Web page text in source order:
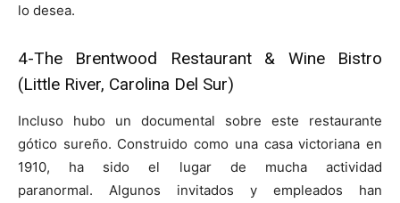
lo desea.
4-The Brentwood Restaurant & Wine Bistro
(Little River, Carolina Del Sur)
Incluso hubo un documental sobre este restaurante
gótico sureño. Construido como una casa victoriana en
1910, ha sido el lugar de mucha actividad
paranormal. Algunos invitados y empleados han